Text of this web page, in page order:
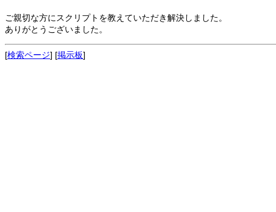
ご親切な方にスクリプトを教えていただき解決しました。
ありがとうございました。
[検索ページ] [掲示板]